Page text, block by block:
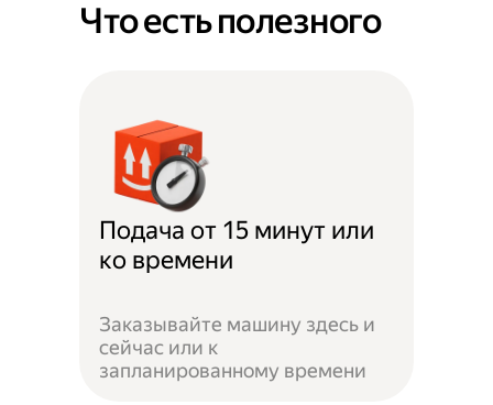
Что есть полезного
Подача от 15 минут или
ко времени
Заказывайте машину здесь и
сейчас или к
запланированному времени